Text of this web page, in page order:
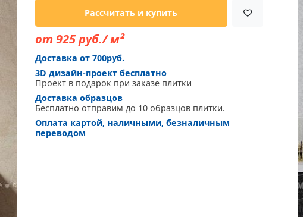
Рассчитать и купить
от 925 руб./ м²
Доставка от 700руб.
3D дизайн-проект бесплатно
Проект в подарок при заказе плитки
Доставка образцов
Бесплатно отправим до 10 образцов плитки.
Оплата картой, наличными, безналичным
переводом